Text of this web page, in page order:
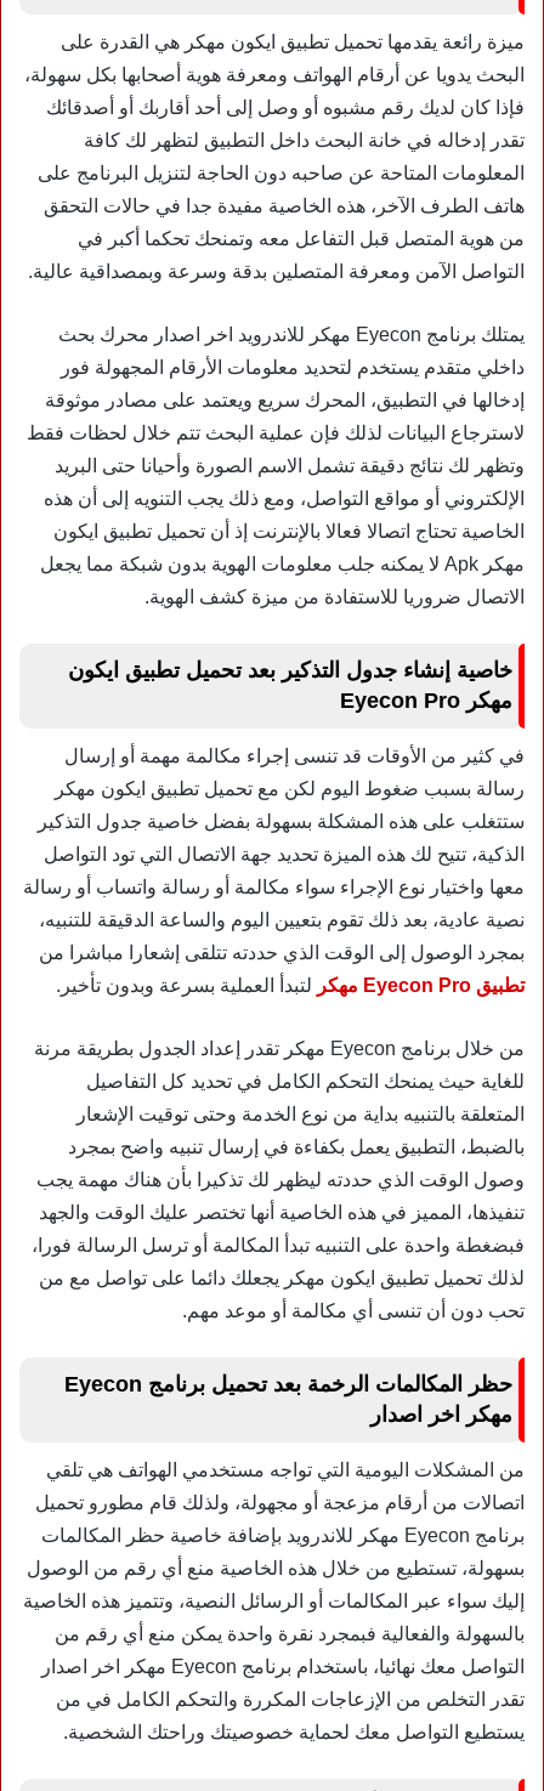
ميزة رائعة يقدمها تحميل تطبيق ايكون مهكر هي القدرة على
البحث يدويا عن أرقام الهواتف ومعرفة هوية أصحابها بكل سهولة،
فإذا كان لديك رقم مشبوه أو وصل إلى أحد أقاربك أو أصدقائك
تقدر إدخاله في خانة البحث داخل التطبيق لتظهر لك كافة
المعلومات المتاحة عن صاحبه دون الحاجة لتنزيل البرنامج على
هاتف الطرف الآخر، هذه الخاصية مفيدة جدا في حالات التحقق
من هوية المتصل قبل التفاعل معه وتمنحك تحكما أكبر في
التواصل الآمن ومعرفة المتصلين بدقة وسرعة وبمصداقية عالية.
يمتلك برنامج Eyecon مهكر للاندرويد اخر اصدار محرك بحث
داخلي متقدم يستخدم لتحديد معلومات الأرقام المجهولة فور
إدخالها في التطبيق، المحرك سريع ويعتمد على مصادر موثوقة
لاسترجاع البيانات لذلك فإن عملية البحث تتم خلال لحظات فقط
وتظهر لك نتائج دقيقة تشمل الاسم الصورة وأحيانا حتى البريد
الإلكتروني أو مواقع التواصل، ومع ذلك يجب التنويه إلى أن هذه
الخاصية تحتاج اتصالا فعالا بالإنترنت إذ أن تحميل تطبيق ايكون
مهكر Apk لا يمكنه جلب معلومات الهوية بدون شبكة مما يجعل
الاتصال ضروريا للاستفادة من ميزة كشف الهوية.
خاصية إنشاء جدول التذكير بعد تحميل تطبيق ايكون
مهكر Eyecon Pro
في كثير من الأوقات قد تنسى إجراء مكالمة مهمة أو إرسال
رسالة بسبب ضغوط اليوم لكن مع تحميل تطبيق ايكون مهكر
ستتغلب على هذه المشكلة بسهولة بفضل خاصية جدول التذكير
الذكية، تتيح لك هذه الميزة تحديد جهة الاتصال التي تود التواصل
معها واختيار نوع الإجراء سواء مكالمة أو رسالة واتساب أو رسالة
نصية عادية، بعد ذلك تقوم بتعيين اليوم والساعة الدقيقة للتنبيه،
بمجرد الوصول إلى الوقت الذي حددته تتلقى إشعارا مباشرا من
تطبيق Eyecon Pro مهكر
لتبدأ العملية بسرعة وبدون تأخير.
من خلال برنامج Eyecon مهكر
تقدر إعداد الجدول بطريقة مرنة
للغاية حيث يمنحك التحكم الكامل في تحديد كل التفاصيل
المتعلقة بالتنبيه بداية من نوع الخدمة وحتى توقيت الإشعار
بالضبط، التطبيق يعمل بكفاءة في إرسال تنبيه واضح بمجرد
وصول الوقت الذي حددته ليظهر لك تذكيرا بأن هناك مهمة يجب
تنفيذها، المميز في هذه الخاصية أنها تختصر عليك الوقت والجهد
فبضغطة واحدة على التنبيه تبدأ المكالمة أو ترسل الرسالة فورا،
لذلك تحميل تطبيق ايكون مهكر يجعلك دائما على تواصل مع من
تحب دون أن تنسى أي مكالمة أو موعد مهم.
حظر المكالمات الرخمة بعد تحميل برنامج Eyecon
مهكر اخر اصدار
من المشكلات اليومية التي تواجه مستخدمي الهواتف هي تلقي
اتصالات من أرقام مزعجة أو مجهولة، ولذلك قام مطورو تحميل
برنامج Eyecon مهكر للاندرويد بإضافة خاصية حظر المكالمات
بسهولة، تستطيع من خلال هذه الخاصية منع أي رقم من الوصول
إليك سواء عبر المكالمات أو الرسائل النصية، وتتميز هذه الخاصية
بالسهولة والفعالية فبمجرد نقرة واحدة يمكن منع أي رقم من
التواصل معك نهائيا، باستخدام برنامج Eyecon مهكر اخر اصدار
تقدر التخلص من الإزعاجات المكررة والتحكم الكامل في من
يستطيع التواصل معك لحماية خصوصيتك وراحتك الشخصية.